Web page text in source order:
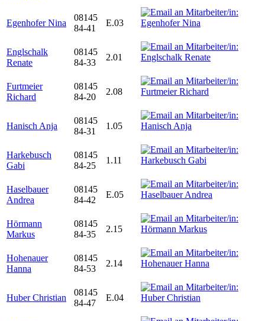
Egenhofer Nina
08145
84-41
E.03
Englschalk
Renate
08145
84-33
2.01
Furtmeier
Richard
08145
84-20
2.08
Hanisch Anja
08145
84-31
1.05
Harkebusch
Gabi
08145
84-25
1.11
Haselbauer
Andrea
08145
84-42
E.05
Hörmann
Markus
08145
84-35
2.15
Hohenauer
Hanna
08145
84-53
2.14
Huber Christian
08145
84-47
E.04